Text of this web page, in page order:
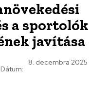
a sportolók
javítása
Dátum:
8. decembra 2025